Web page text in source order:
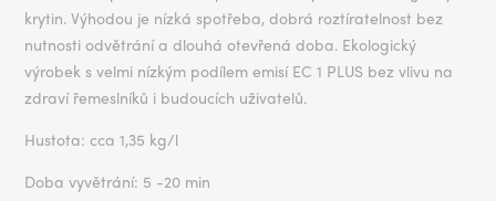
krytin. Výhodou je nízká spotřeba, dobrá roztíratelnost bez
nutnosti odvětrání a dlouhá otevřená doba. Ekologický
výrobek s velmi nízkým podílem emisí EC 1 PLUS bez vlivu na
zdraví řemeslníků i budoucích uživatelů.
Hustota: cca 1,35 kg/l
Doba vyvětrání: 5 -20 min